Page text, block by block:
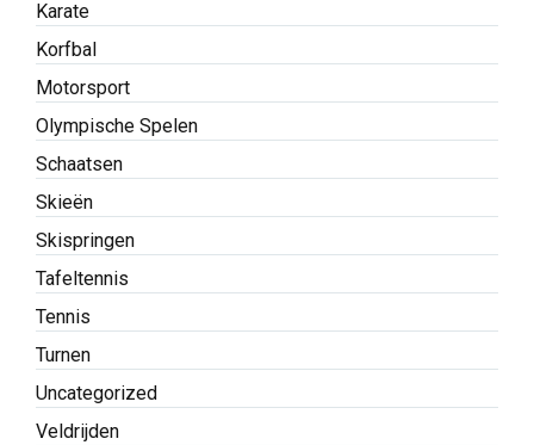
Karate
Korfbal
Motorsport
Olympische Spelen
Schaatsen
Skieën
Skispringen
Tafeltennis
Tennis
Turnen
Uncategorized
Veldrijden